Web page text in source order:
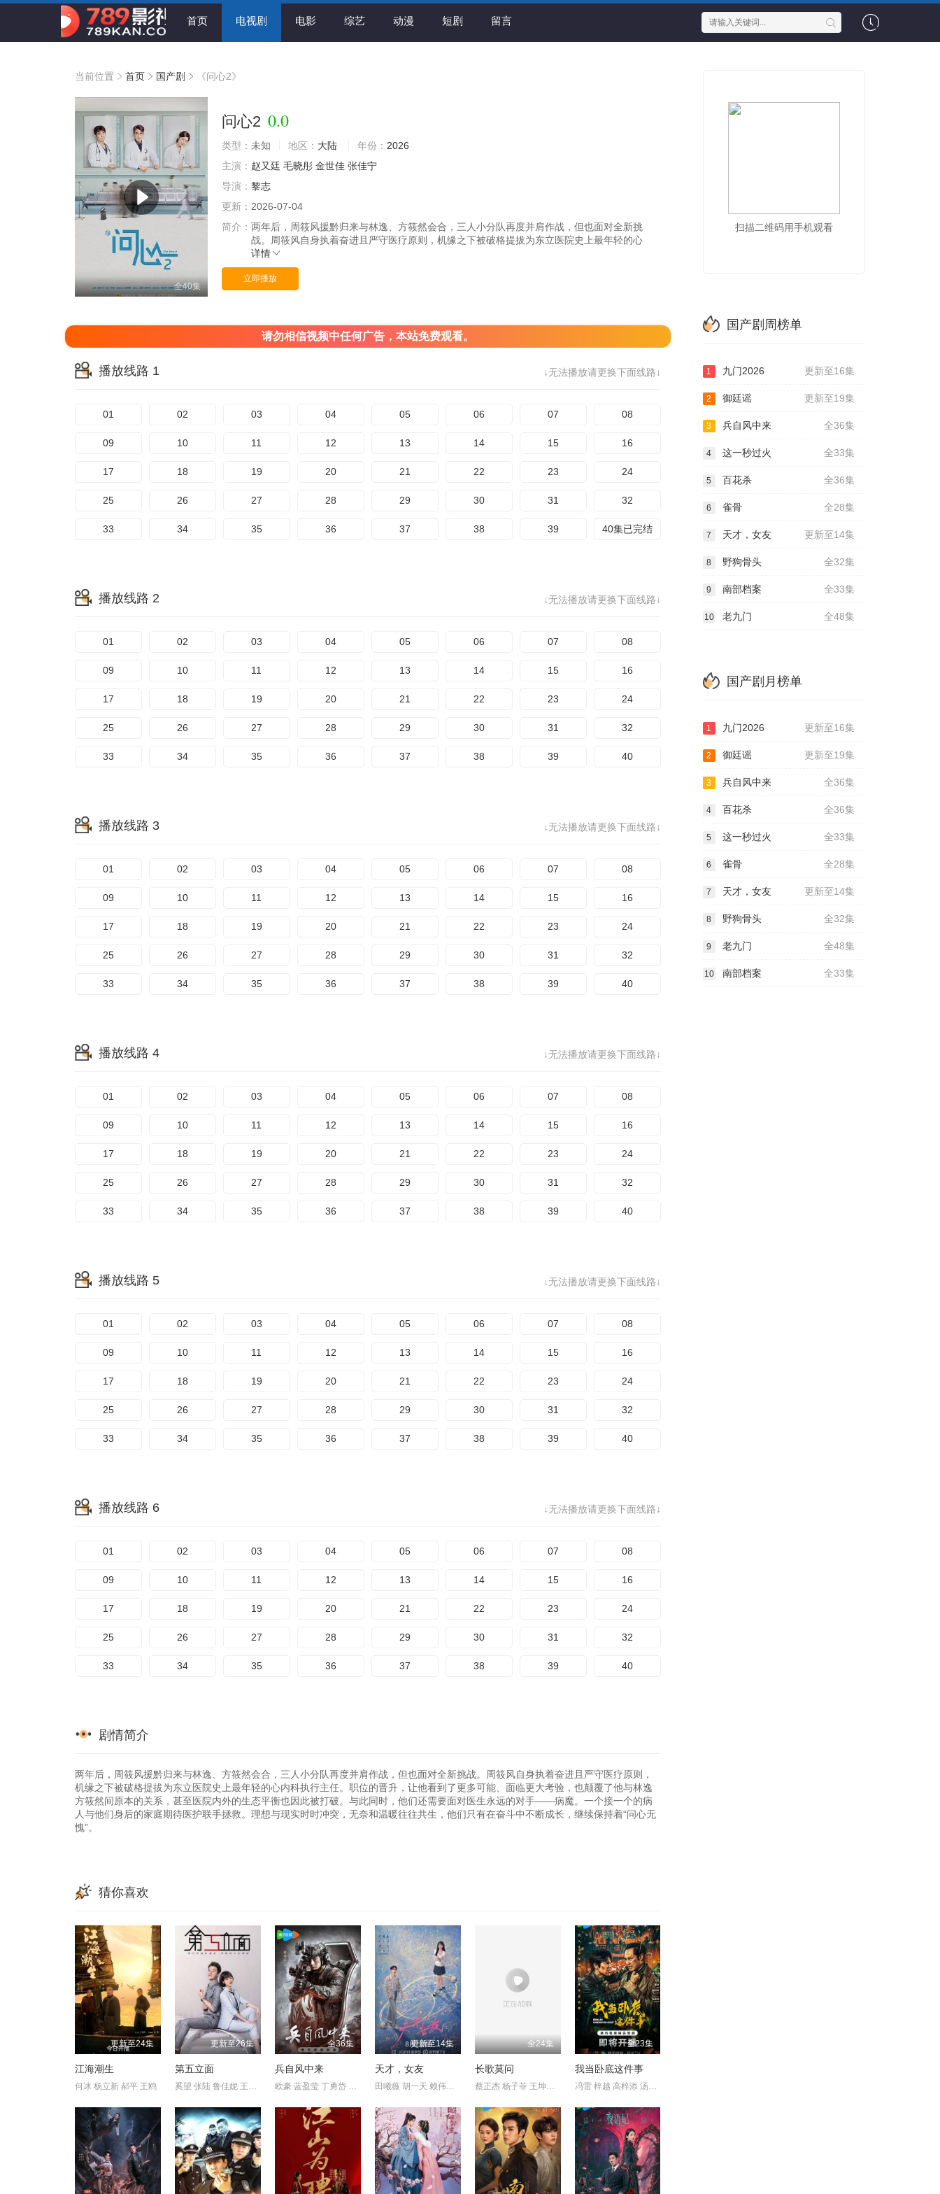
首页 电视剧 电影 综艺 动漫 短剧 留言
当前位置 首页 国产剧 《问心2》
全40集
问心2 0.0
类型： 未知 地区： 大陆 年份： 2026
主演： 赵又廷 毛晓彤 金世佳 张佳宁
导演： 黎志
更新： 2026-07-04
简介： 两年后，周筱风援黔归来与林逸、方筱然会合，三人小分队再度并肩作战，但也面对全新挑
战。周筱风自身执着奋进且严守医疗原则，机缘之下被破格提拔为东立医院史上最年轻的心
详情
立即播放
请勿相信视频中任何广告，本站免费观看。
↓无法播放请更换下面线路↓
播放线路 1
01 02 03 04 05 06 07 08
09 10 11 12 13 14 15 16
17 18 19 20 21 22 23 24
25 26 27 28 29 30 31 32
33 34 35 36 37 38 39 40集已完结
↓无法播放请更换下面线路↓
播放线路 2
01 02 03 04 05 06 07 08
09 10 11 12 13 14 15 16
17 18 19 20 21 22 23 24
25 26 27 28 29 30 31 32
33 34 35 36 37 38 39 40
↓无法播放请更换下面线路↓
播放线路 3
01 02 03 04 05 06 07 08
09 10 11 12 13 14 15 16
17 18 19 20 21 22 23 24
25 26 27 28 29 30 31 32
33 34 35 36 37 38 39 40
↓无法播放请更换下面线路↓
播放线路 4
01 02 03 04 05 06 07 08
09 10 11 12 13 14 15 16
17 18 19 20 21 22 23 24
25 26 27 28 29 30 31 32
33 34 35 36 37 38 39 40
↓无法播放请更换下面线路↓
播放线路 5
01 02 03 04 05 06 07 08
09 10 11 12 13 14 15 16
17 18 19 20 21 22 23 24
25 26 27 28 29 30 31 32
33 34 35 36 37 38 39 40
↓无法播放请更换下面线路↓
播放线路 6
01 02 03 04 05 06 07 08
09 10 11 12 13 14 15 16
17 18 19 20 21 22 23 24
25 26 27 28 29 30 31 32
33 34 35 36 37 38 39 40
剧情简介
两年后，周筱风援黔归来与林逸、方筱然会合，三人小分队再度并肩作战，但也面对全新挑战。周筱风自身执着奋进且严守医疗原则，
机缘之下被破格提拔为东立医院史上最年轻的心内科执行主任。职位的晋升，让他看到了更多可能、面临更大考验，也颠覆了他与林逸
方筱然间原本的关系，甚至医院内外的生态平衡也因此被打破。与此同时，他们还需要面对医生永远的对手——病魔。一个接一个的病
人与他们身后的家庭期待医护联手拯救。理想与现实时时冲突，无奈和温暖往往共生，他们只有在奋斗中不断成长，继续保持着“问心无
愧”。
猜你喜欢
更新至24集
江海潮生
何冰 杨立新 郝平 王鸥
更新至26集
第五立面
奚望 张陆 鲁佳妮 王之一
全36集
兵自风中来
欧豪 蓝盈莹 丁勇岱 史兰芽
更新至14集
天才，女友
田曦薇 胡一天 赖伟明 安沺
全24集
长歌莫问
蔡正杰 杨子菲 王坤炎 刘美辰
全23集
我当卧底这件事
冯雷 梓越 高梓添 汤镇业 杨帆
扫描二维码用手机观看
国产剧周榜单
更新至16集
1 九门2026
更新至19集
2 御廷谣
全36集
3 兵自风中来
全33集
4 这一秒过火
全36集
5 百花杀
全28集
6 雀骨
更新至14集
7 天才，女友
全32集
8 野狗骨头
全33集
9 南部档案
全48集
10 老九门
国产剧月榜单
更新至16集
1 九门2026
更新至19集
2 御廷谣
全36集
3 兵自风中来
全36集
4 百花杀
全33集
5 这一秒过火
全28集
6 雀骨
更新至14集
7 天才，女友
全32集
8 野狗骨头
全48集
9 老九门
全33集
10 南部档案